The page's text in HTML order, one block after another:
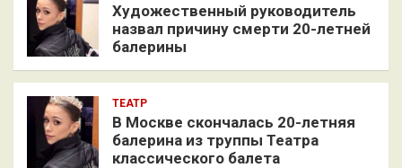
Художественный руководитель
назвал причину смерти 20-летней
балерины
ТЕАТР
В Москве скончалась 20-летняя
балерина из труппы Театра
классического балета